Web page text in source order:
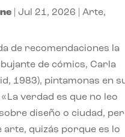
| Jul 21, 2026 Arte,
de recomendaciones la
de cómics, Carla
1983), pintamonas en
verdad es que no leo
diseño o ciudad,
arte, quizás porque es lo